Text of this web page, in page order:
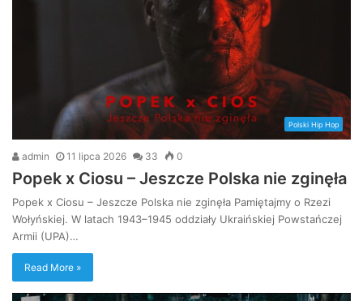
Polski Hip Hop
admin 11 lipca 2026 33 0
Popek x Ciosu – Jeszcze Polska nie zginęła
Popek x Ciosu – Jeszcze Polska nie zginęła Pamiętajmy o Rzezi
Wołyńskiej. W latach 1943–1945 oddziały Ukraińskiej Powstańczej
Armii (UPA)…
Read More »